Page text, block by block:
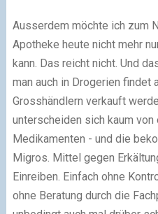
Ausserdem möchte ich zum
Apotheke heute nicht mehr
kann. Das reicht nicht. Und
man auch in Drogerien findet
Grosshändlern verkauft
unterscheiden sich kaum
Medikamenten - und die
Migros. Mittel gegen
Einreiben. Einfach ohne
ohne Beratung durch die